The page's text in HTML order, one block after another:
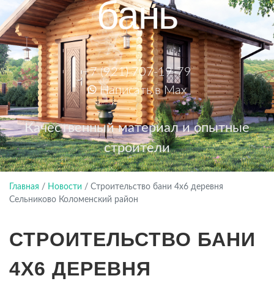
бань
+7 (921) 707-19-79
Написать в Max
Качественный материал и опытные
строители
Главная / Новости / Строительство бани 4х6 деревня
Сельниково Коломенский район
СТРОИТЕЛЬСТВО БАНИ
4Х6 ДЕРЕВНЯ